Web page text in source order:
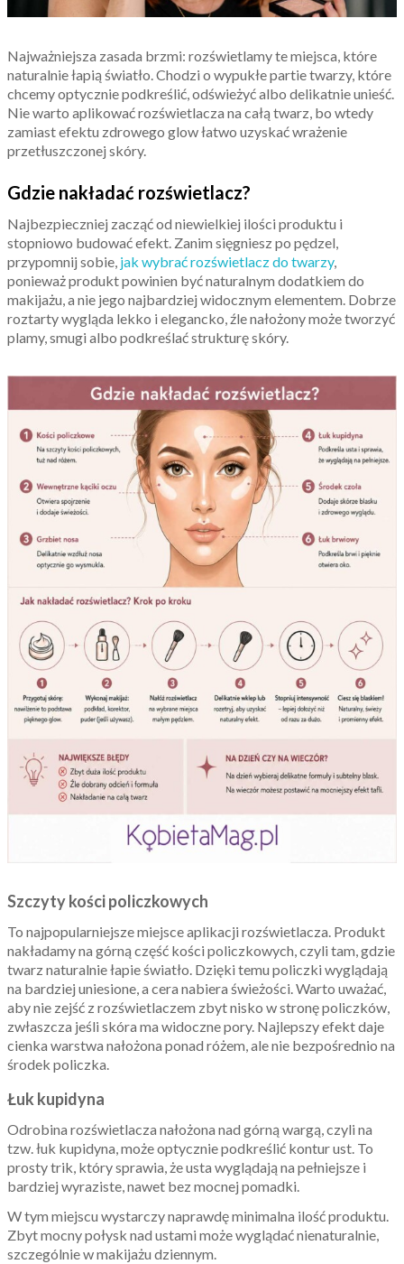
Najważniejsza zasada brzmi: rozświetlamy te miejsca, które
naturalnie łapią światło. Chodzi o wypukłe partie twarzy, które
chcemy optycznie podkreślić, odświeżyć albo delikatnie unieść.
Nie warto aplikować rozświetlacza na całą twarz, bo wtedy
zamiast efektu zdrowego glow łatwo uzyskać wrażenie
przetłuszczonej skóry.
Gdzie nakładać rozświetlacz?
Najbezpieczniej zacząć od niewielkiej ilości produktu i
stopniowo budować efekt. Zanim sięgniesz po pędzel,
przypomnij sobie, jak wybrać rozświetlacz do twarzy,
ponieważ produkt powinien być naturalnym dodatkiem do
makijażu, a nie jego najbardziej widocznym elementem. Dobrze
roztarty wygląda lekko i elegancko, źle nałożony może tworzyć
plamy, smugi albo podkreślać strukturę skóry.
Szczyty kości policzkowych
To najpopularniejsze miejsce aplikacji rozświetlacza. Produkt
nakładamy na górną część kości policzkowych, czyli tam, gdzie
twarz naturalnie łapie światło. Dzięki temu policzki wyglądają
na bardziej uniesione, a cera nabiera świeżości. Warto uważać,
aby nie zejść z rozświetlaczem zbyt nisko w stronę policzków,
zwłaszcza jeśli skóra ma widoczne pory. Najlepszy efekt daje
cienka warstwa nałożona ponad różem, ale nie bezpośrednio na
środek policzka.
Łuk kupidyna
Odrobina rozświetlacza nałożona nad górną wargą, czyli na
tzw. łuk kupidyna, może optycznie podkreślić kontur ust. To
prosty trik, który sprawia, że usta wyglądają na pełniejsze i
bardziej wyraziste, nawet bez mocnej pomadki.
W tym miejscu wystarczy naprawdę minimalna ilość produktu.
Zbyt mocny połysk nad ustami może wyglądać nienaturalnie,
szczególnie w makijażu dziennym.